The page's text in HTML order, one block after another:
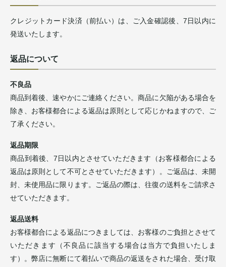
クレジットカード決済（前払い）は、ご入金確認後、7日以内に
発送いたします。
返品について
不良品
商品到着後、速やかにご連絡ください。商品に欠陥がある場合を
除き、お客様都合による返品は原則として応じかねますので、ご
了承ください。
返品期限
商品到着後、7日以内とさせていただきます（お客様都合による
返品は原則として不可とさせていただきます）。ご返品は、未開
封、未使用品に限ります。ご返品の際は、往復の送料をご請求さ
せていただきます。
返品送料
お客様都合による返品につきましては、お客様のご負担とさせて
いただきます（不良品に該当する場合は当方で負担いたしま
す）。弊店に無断にて着払いで商品の返送をされた場合、受け取